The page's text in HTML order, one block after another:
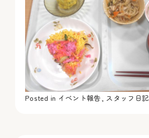
Posted in イベント報告 スタッフ日記